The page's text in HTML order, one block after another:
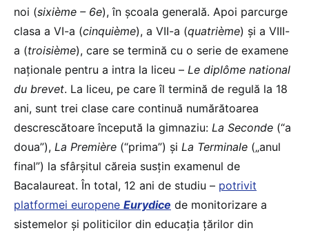
noi (sixième – 6e), în școala generală. Apoi parcurge
clasa a VI-a (cinquième), a VII-a (quatrième) și a VIII-
a (troisième), care se termină cu o serie de examene
naționale pentru a intra la liceu – Le diplôme national
du brevet. La liceu, pe care îl termină de regulă la 18
ani, sunt trei clase care continuă numărătoarea
descrescătoare începută la gimnaziu: La Seconde (“a
doua”), La Première (“prima”) și La Terminale („anul
final”) la sfârșitul căreia susțin examenul de
Bacalaureat. În total, 12 ani de studiu – potrivit
platformei europene Eurydice de monitorizare a
sistemelor și politicilor din educația țărilor din